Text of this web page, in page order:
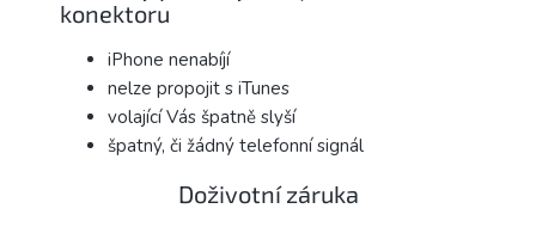
konektoru
iPhone nenabíjí
nelze propojit s iTunes
volající Vás špatně slyší
špatný, či žádný telefonní signál
Doživotní záruka